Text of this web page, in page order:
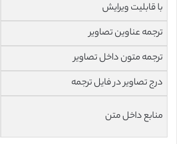
با قابلیت ویرایش
ترجمه عناوین تصاویر
ترجمه متون داخل تصاویر
درج تصاویر در فایل ترجمه
منابع داخل متن